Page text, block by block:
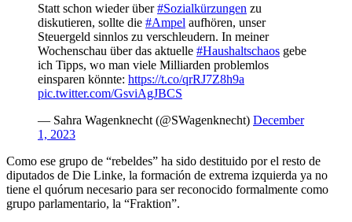
Statt schon wieder über#Sozialkürzungen zu
diskutieren, sollte die #Ampel aufhören, unser
Steuergeld sinnlos zu verschleudern. In meiner
Wochenschau über das aktuelle #Haushaltschaos gebe
ich Tipps, wo man viele Milliarden problemlos
einsparen könnte: https://t.co/qrRJ7Z8h9a
pic.twitter.com/GsviAgJBCS
— Sahra Wagenknecht (@SWagenknecht) December
1, 2023
Como ese grupo de “rebeldes” ha sido destituido por el resto de
diputados de Die Linke, la formación de extrema izquierda ya no
tiene el quórum necesario para ser reconocido formalmente como
grupo parlamentario, la “Fraktion”.